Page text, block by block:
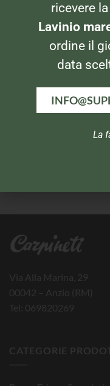
Via Alla Marina, 29
00042 – Anzio (RM)
Tel: 069820269
CATEGORIE
ricevere la
Lavinio
ordine il
data
La